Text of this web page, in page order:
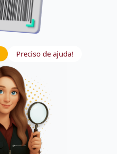
Preciso de ajuda!